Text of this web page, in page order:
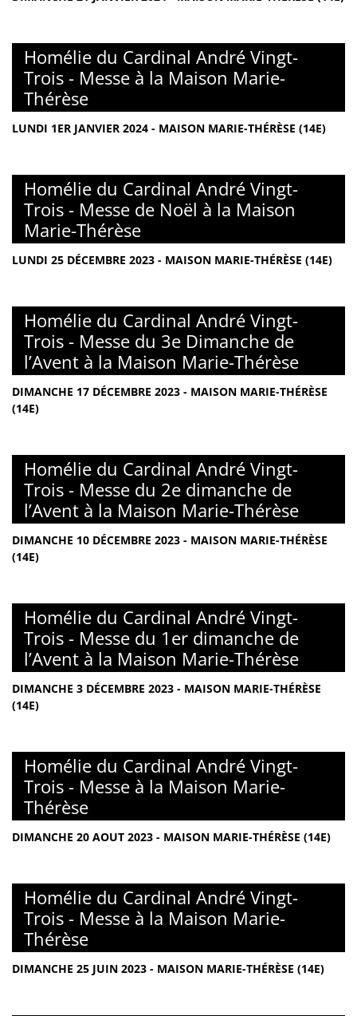
Homélie du Cardinal André Vingt-
Trois - Messe à la Maison Marie-
Thérèse
LUNDI 1ER JANVIER 2024 - MAISON MARIE-THÉRÈSE (14E)
Homélie du Cardinal André Vingt-
Trois - Messe de Noël à la Maison
Marie-Thérèse
LUNDI 25 DÉCEMBRE 2023 - MAISON MARIE-THÉRÈSE (14E)
Homélie du Cardinal André Vingt-
Trois - Messe du 3e Dimanche de
l’Avent à la Maison Marie-Thérèse
DIMANCHE 17 DÉCEMBRE 2023 - MAISON MARIE-THÉRÈSE
(14E)
Homélie du Cardinal André Vingt-
Trois - Messe du 2e dimanche de
l’Avent à la Maison Marie-Thérèse
DIMANCHE 10 DÉCEMBRE 2023 - MAISON MARIE-THÉRÈSE
(14E)
Homélie du Cardinal André Vingt-
Trois - Messe du 1er dimanche de
l’Avent à la Maison Marie-Thérèse
DIMANCHE 3 DÉCEMBRE 2023 - MAISON MARIE-THÉRÈSE
(14E)
Homélie du Cardinal André Vingt-
Trois - Messe à la Maison Marie-
Thérèse
DIMANCHE 20 AOUT 2023 - MAISON MARIE-THÉRÈSE (14E)
Homélie du Cardinal André Vingt-
Trois - Messe à la Maison Marie-
Thérèse
DIMANCHE 25 JUIN 2023 - MAISON MARIE-THÉRÈSE (14E)